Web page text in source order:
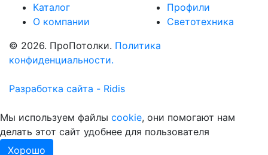
Каталог
О компании
Профили
Светотехника
© 2026. ПроПотолки. Политика
конфиденциальности.
Разработка сайта - Ridis
Мы используем файлы cookie, они помогают нам
делать этот сайт удобнее для пользователя
Хорошо